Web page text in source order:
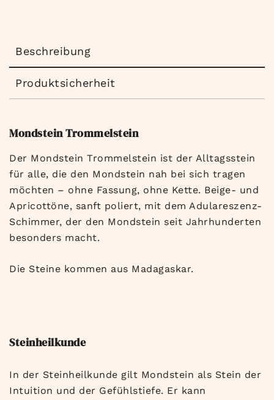
Beschreibung
Produktsicherheit
Mondstein Trommelstein
Der Mondstein Trommelstein ist der Alltagsstein
für alle, die den Mondstein nah bei sich tragen
möchten – ohne Fassung, ohne Kette. Beige- und
Apricottöne, sanft poliert, mit dem Adulareszenz-
Schimmer, der den Mondstein seit Jahrhunderten
besonders macht.
Die Steine kommen aus Madagaskar.
Steinheilkunde
In der Steinheilkunde gilt Mondstein als Stein der
Intuition und der Gefühlstiefe. Er kann